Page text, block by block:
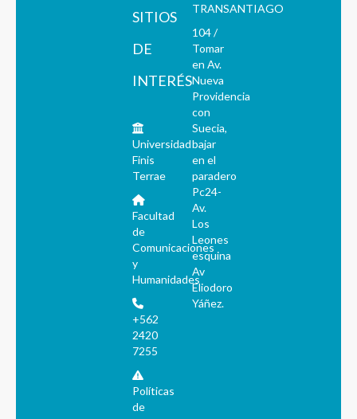
SITIOS
DE
INTERÉS
Universidad
Finis
Terrae
Facultad
de
Comunicaciones
y
Humanidades
+562
2420
7255
Políticas
de
TRANSANTIAGO
104 /
Tomar
en Av.
Nueva
Providencia
con
Suecia,
bajar
en el
paradero
Pc24-
Av.
Los
Leones
esquina
Av
Eliodoro
Yáñez.